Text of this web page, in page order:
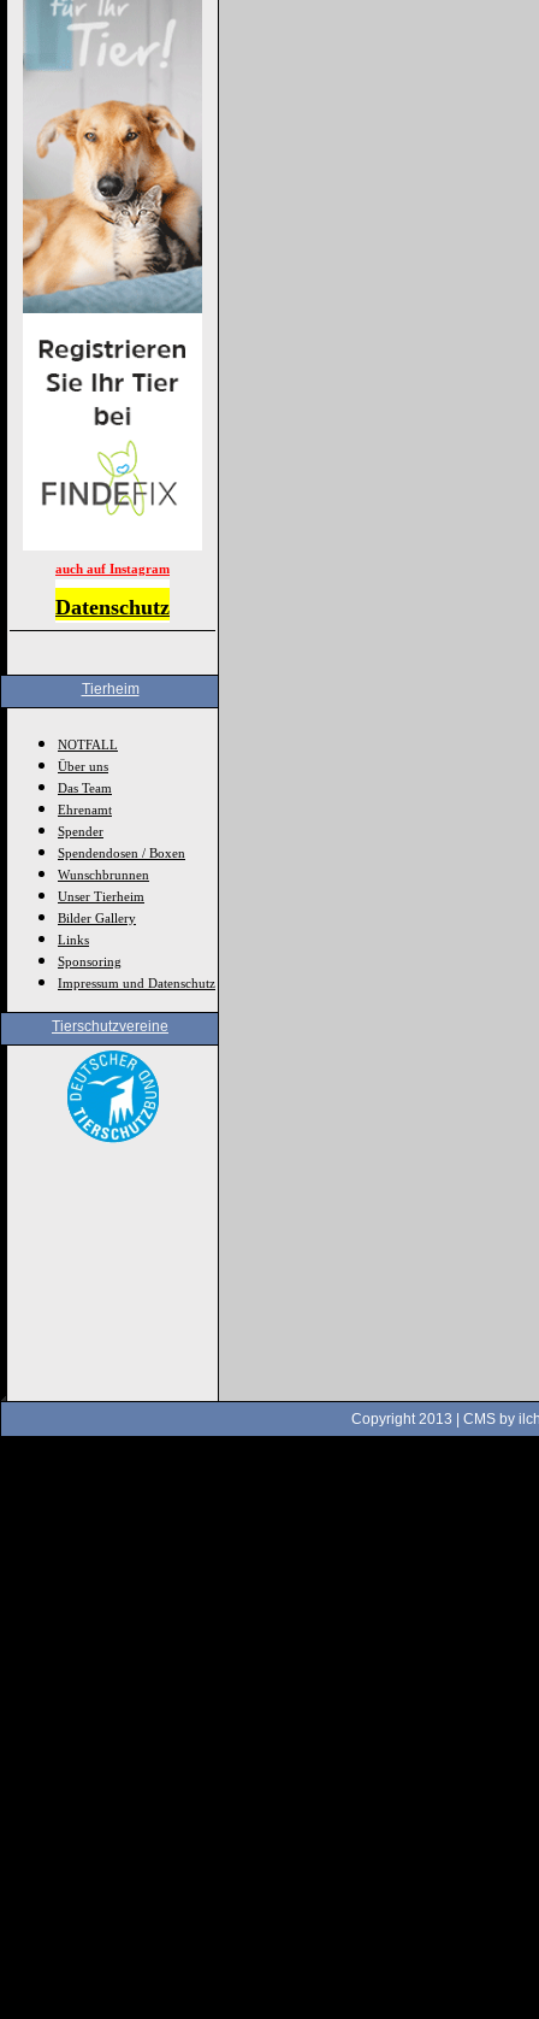
auch auf Instagram
Datenschutz
Tierheim
NOTFALL
Über uns
Das Team
Ehrenamt
Spender
Spendendosen / Boxen
Wunschbrunnen
Unser Tierheim
Bilder Gallery
Links
Sponsoring
Impressum und Datenschutz
Tierschutzvereine
Copyright 2013 | CMS by